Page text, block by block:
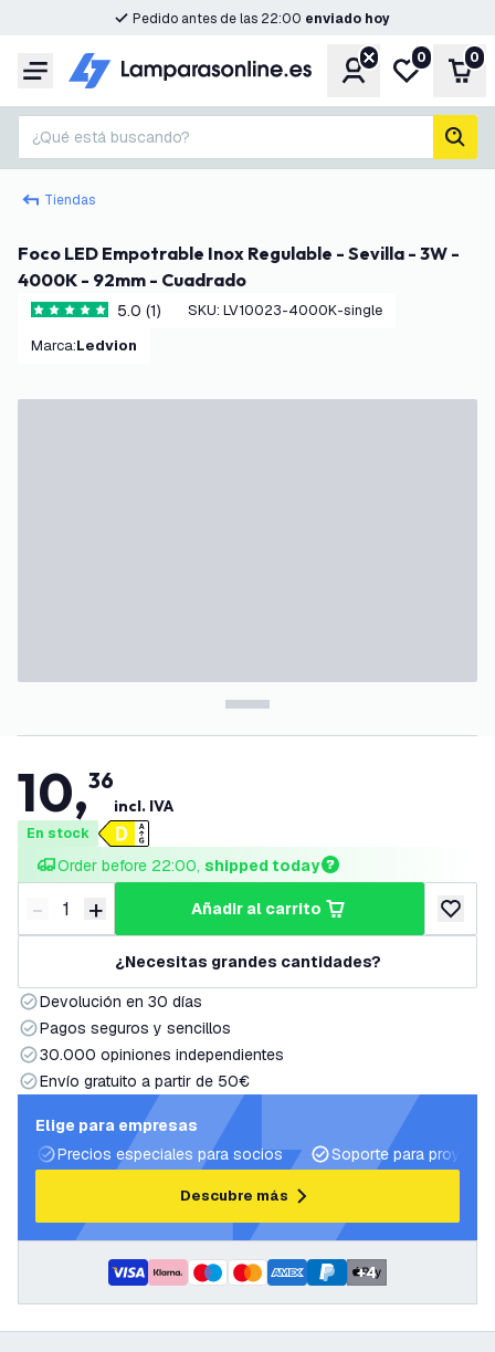
Pedido antes de las 22:00 enviado hoy
Menú CuentaMi lista de
0 0
¿Qué está buscando?
Tiendas
Foco LED Empotrable Inox Regulable - Sevilla - 3W -
4000K - 92mm - Cuadrado
5 estrellas de puntuación
5.0 (1) SKU: LV10023-4000K-single
Marca: Ledvion
10,36
incl. IVA
En stock
Order before 22:00, shipped today
Disminuir cantidad
- Aumentar cantidad
+ añadir al carrito
añadir
¿Necesitas grandes cantidades?
Devolución en 30 días
Pagos seguros y sencillos
30.000 opiniones independientes
Envío gratuito a partir de 50€
Elige para empresas
Precios especiales para socios
Soporte para
Descubre más
+4